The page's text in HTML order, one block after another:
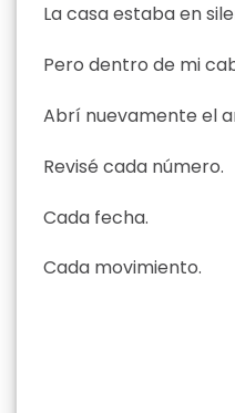
La casa estaba en
Pero dentro de mi
Abrí nuevamente el
Revisé cada número.
Cada fecha.
Cada movimiento.